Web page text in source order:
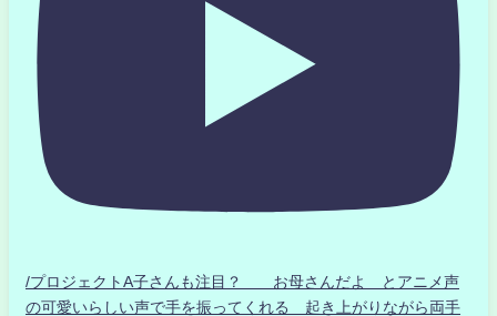
/プロジェクトA子さんも注目？ お母さんだよ とアニメ声
の可愛いらしい声で手を振ってくれる 起き上がりながら両手